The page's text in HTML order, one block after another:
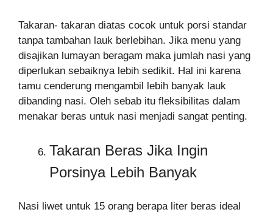
Takaran- takaran diatas cocok untuk porsi standar
tanpa tambahan lauk berlebihan. Jika menu yang
disajikan lumayan beragam maka jumlah nasi yang
diperlukan sebaiknya lebih sedikit. Hal ini karena
tamu cenderung mengambil lebih banyak lauk
dibanding nasi. Oleh sebab itu fleksibilitas dalam
menakar beras untuk nasi menjadi sangat penting.
Takaran Beras Jika Ingin
Porsinya Lebih Banyak
Nasi liwet untuk 15 orang berapa liter beras ideal